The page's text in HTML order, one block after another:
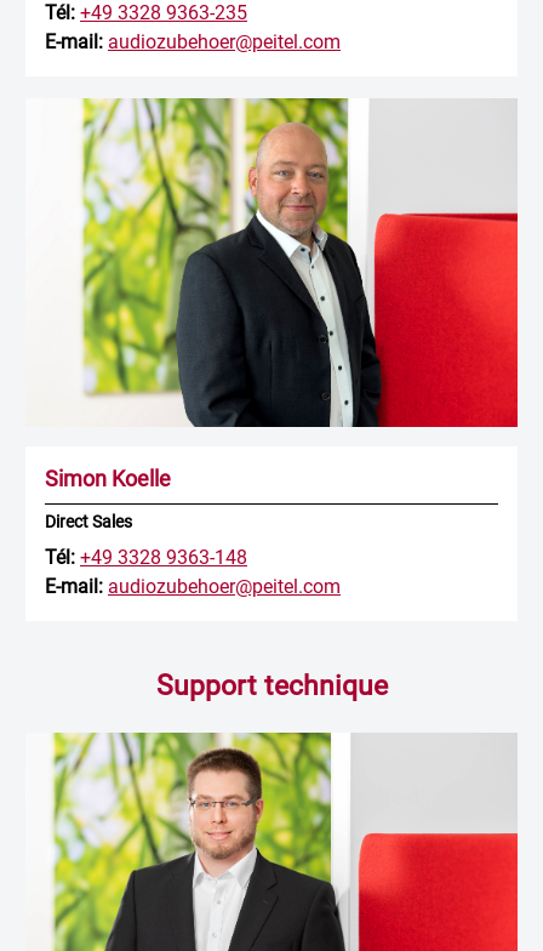
Tél: +49 3328 9363-235
E-mail: audiozubehoer@peitel.com
Simon Koelle
Direct Sales
Tél: +49 3328 9363-148
E-mail: audiozubehoer@peitel.com
Support technique